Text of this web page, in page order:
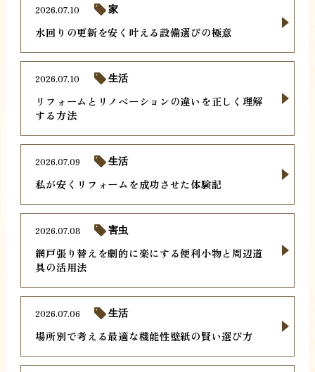
水回りの更新を安く叶える設備選びの極意
2026.07.10 家
リフォームとリノベーションの違いを正しく理解
する方法
2026.07.10 生活
私が安くリフォームを成功させた体験記
2026.07.09 生活
網戸張り替えを劇的に楽にする便利小物と周辺道
具の活用法
2026.07.08 害虫
場所別で考える最適な機能性壁紙の賢い選び方
2026.07.06 生活